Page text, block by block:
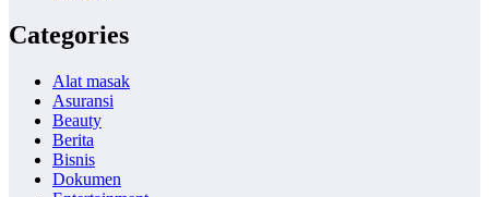
Categories
Alat masak
Asuransi
Beauty
Berita
Bisnis
Dokumen